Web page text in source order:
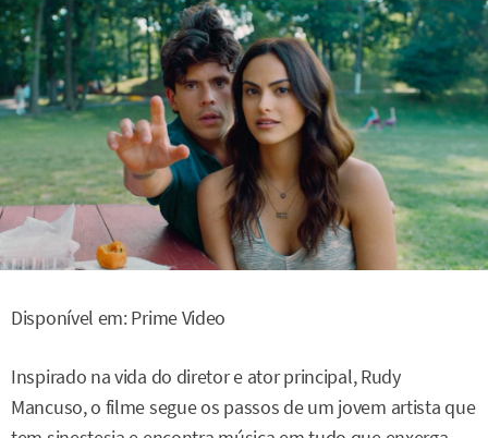
Disponível em: Prime Video
Inspirado na vida do diretor e ator principal, Rudy
Mancuso, o filme segue os passos de um jovem artista que